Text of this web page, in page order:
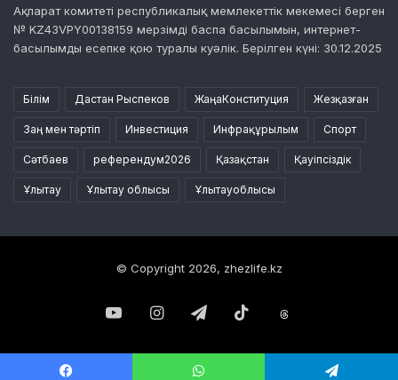
Ақпарат комитеті республикалық мемлекеттік мекемесі берген
№ KZ43VPY00138159 мерзімді баспа басылымын, интернет-
басылымды есепке қою туралы куәлік. Берілген күні: 30.12.2025
Білім Дастан Рыспеков ЖаңаКонституция Жезқазған
Заң мен тәртіп Инвестиция Инфрақұрылым Спорт
Сәтбаев референдум2026 Қазақстан Қауіпсіздік
Ұлытау Ұлытау облысы Ұлытауоблысы
© Copyright 2026, zhezlife.kz
YouTubeInstagramTelegramTikTok